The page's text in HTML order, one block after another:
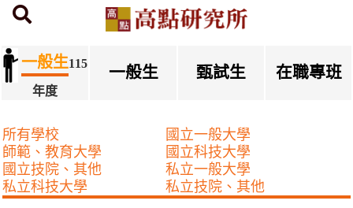
首頁 研究所簡章下載
一般生115
年度
一般生 甄試生 在職專班
所有學校
國立一般大學
師範、教育大學
國立科技大學
國立技院、其他
私立一般大學
私立科技大學
私立技院、其他